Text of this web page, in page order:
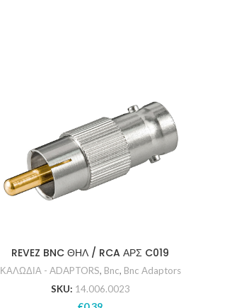
REVEZ BNC ΘΗΛ / RCA ΑΡΣ C019
ΚΑΛΩΔΙΑ - ADAPTORS, Bnc, Bnc Adaptors
SKU: 14.006.0023